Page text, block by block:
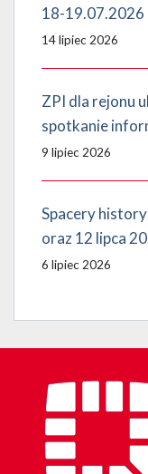
18-19.07.2026
14 lipiec 2026
ZPI dla rejonu
spotkanie
9 lipiec 2026
Spacery
oraz 12 lipca
6 lipiec 2026